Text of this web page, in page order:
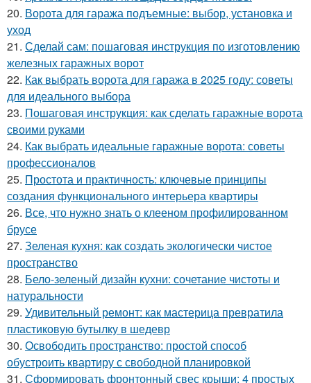
20. Ворота для гаража подъемные: выбор, установка и
уход
21. Сделай сам: пошаговая инструкция по изготовлению
железных гаражных ворот
22. Как выбрать ворота для гаража в 2025 году: советы
для идеального выбора
23. Пошаговая инструкция: как сделать гаражные ворота
своими руками
24. Как выбрать идеальные гаражные ворота: советы
профессионалов
25. Простота и практичность: ключевые принципы
создания функционального интерьера квартиры
26. Все, что нужно знать о клееном профилированном
брусе
27. Зеленая кухня: как создать экологически чистое
пространство
28. Бело-зеленый дизайн кухни: сочетание чистоты и
натуральности
29. Удивительный ремонт: как мастерица превратила
пластиковую бутылку в шедевр
30. Освободить пространство: простой способ
обустроить квартиру с свободной планировкой
31. Сформировать фронтонный свес крыши: 4 простых